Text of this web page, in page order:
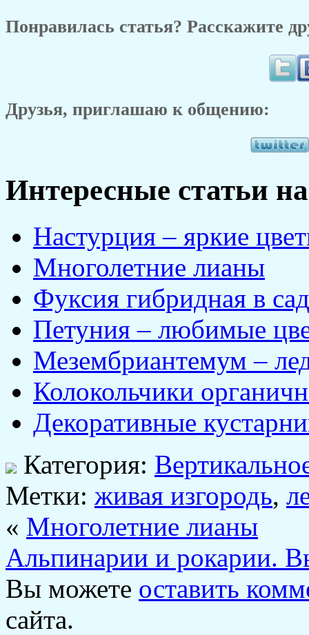
Понравилась статья? Расскажите
Друзья, приглашаю к общению:
Интересные статьи
Настурция – яркие
Многолетние лианы
Фуксия гибридная в
Петуния – любимые
Мезембриантемум –
Колокольчики
Декоративные
Категория:
Метки: живая изгородь,
« Многолетние лианы
Альпинарии и рокарии.
Вы можете оставить
сайта.